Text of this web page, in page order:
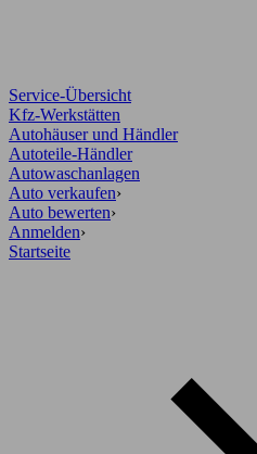
Service-Übersicht
Kfz-Werkstätten
Autohäuser und Händler
Autoteile-Händler
Autowaschanlagen
Auto verkaufen›
Auto bewerten›
Anmelden›
Startseite